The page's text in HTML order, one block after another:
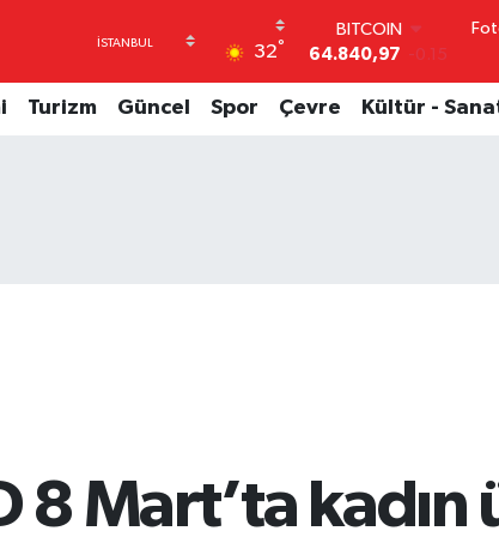
32°
DOLAR
47,7436
0.18
EURO
55,2510 0.32
Turizm Güncel Spor Çevre Kültür -
8 Mart’ta kadın